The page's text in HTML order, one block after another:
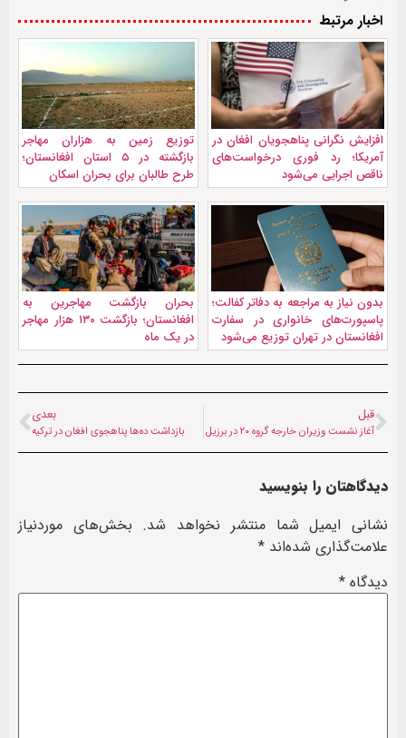
اخبار مرتبط
افزایش نگرانی پناهجویان افغان در
آمریکا؛ رد فوری درخواست‌های
ناقص اجرایی می‌شود
توزیع زمین به هزاران مهاجر
بازگشته در ۵ استان افغانستان؛
طرح طالبان برای بحران اسکان
بدون نیاز به مراجعه به دفاتر کفالت؛
پاسپورت‌های خانواری در سفارت
افغانستان در تهران توزیع می‌شود
بحران بازگشت مهاجرین به
افغانستان؛ بازگشت ۱۳۰ هزار مهاجر
در یک ماه
قبل
آغاز نشست وزیران خارجه گروه ۲۰ در برزیل
بعدی
بازداشت ده‌ها پناهجوی افغان در ترکیه
دیدگاهتان را بنویسید
نشانی ایمیل شما منتشر نخواهد شد. بخش‌های موردنیاز
علامت‌گذاری شده‌اند *
دیدگاه *